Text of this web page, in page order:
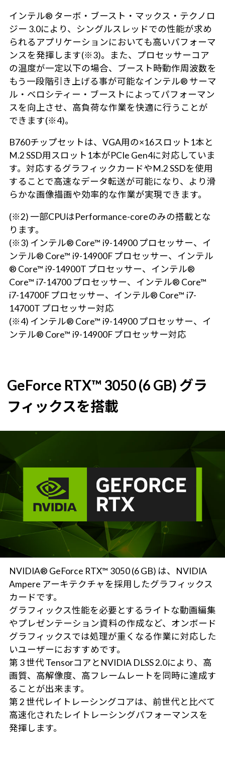
インテル® ターボ・ブースト・マックス・テクノロ
ジー 3.0により、シングルスレッドでの性能が求め
られるアプリケーションにおいても高いパフォーマ
ンスを発揮します(※3)。また、プロセッサーコア
の温度が一定以下の場合、ブースト時動作周波数を
もう一段階引き上げる事が可能なインテル® サーマ
ル・ベロシティー・ブーストによってパフォーマン
スを向上させ、高負荷な作業を快適に行うことが
できます(※4)。
B760チップセットは、VGA用の×16スロット1本と
M.2 SSD用スロット1本がPCIe Gen4に対応していま
す。対応するグラフィックカードやM.2 SSDを使用
することで高速なデータ転送が可能になり、より滑
らかな画像描画や効率的な作業が実現できます。
(※2) 一部CPUはPerformance-coreのみの搭載とな
ります。
(※3) インテル® Core™ i9-14900 プロセッサー、イ
ンテル® Core™ i9-14900F プロセッサー、インテル
® Core™ i9-14900T プロセッサー、インテル®
Core™ i7-14700 プロセッサー、インテル® Core™
i7-14700F プロセッサー、インテル® Core™ i7-
14700T プロセッサー対応
(※4) インテル® Core™ i9-14900 プロセッサー、イ
ンテル® Core™ i9-14900F プロセッサー対応
GeForce RTX™ 3050 (6 GB) グラ
フィックスを搭載
NVIDIA® GeForce RTX™ 3050 (6 GB) は、NVIDIA
Ampere アーキテクチャを採用したグラフィックス
カードです。
グラフィックス性能を必要とするライトな動画編集
やプレゼンテーション資料の作成など、オンボード
グラフィックスでは処理が重くなる作業に対応した
いユーザーにおすすめです。
第 3 世代 TensorコアとNVIDIA DLSS 2.0により、高
画質、高解像度、高フレームレートを同時に達成す
ることが出来ます。
第 2 世代レイトレーシングコアは、前世代と比べて
高速化されたレイトレーシングパフォーマンスを
発揮します。